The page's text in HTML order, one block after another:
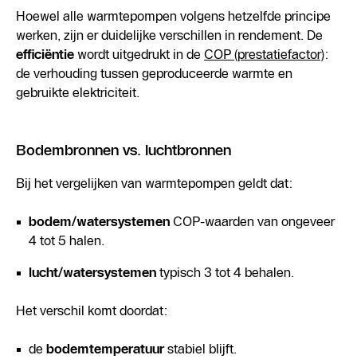
Hoewel alle warmtepompen volgens hetzelfde principe
werken, zijn er duidelijke verschillen in rendement. De
efficiëntie wordt uitgedrukt in de COP (prestatiefactor):
de verhouding tussen geproduceerde warmte en
gebruikte elektriciteit.
Bodembronnen vs. luchtbronnen
Bij het vergelijken van warmtepompen geldt dat:
bodem/watersystemen COP-waarden van ongeveer
4 tot 5 halen.
lucht/watersystemen typisch 3 tot 4 behalen.
Het verschil komt doordat:
de bodemtemperatuurstabiel blijft.